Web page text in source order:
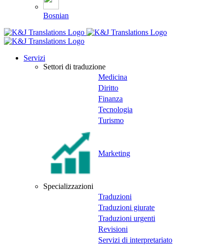
Bosnian
Servizi
Settori di traduzione
Medicina
Diritto
Finanza
Tecnologia
Turismo
Marketing
Specializzazioni
Traduzioni
Traduzioni giurate
Traduzioni urgenti
Revisioni
Servizi di interpretariato